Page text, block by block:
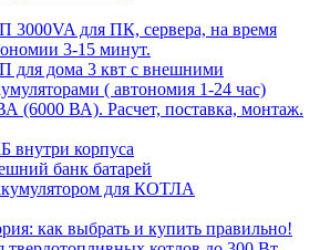
3000VA для ПК, сервера, на время
3-15 минут.
для дома 3 квт с внешними
( автономия 1-24 час)
(6000 ВА). Расчет, поставка, монтаж.
внутри корпуса
банк батарей
для КОТЛА
как выбрать и купить правильно!